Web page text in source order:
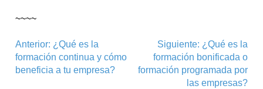
~~~~
Navegación
de
Anterior: ¿Qué es la
formación continua y cómo
beneficia a tu empresa?
Siguiente: ¿Qué es la
formación bonificada o
formación programada por
las empresas?